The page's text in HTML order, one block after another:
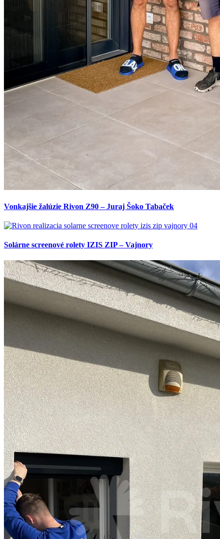
Vonkajšie žalúzie Rivon Z90 – Juraj Šoko Tabaček
Solárne screenové rolety IZIS ZIP – Vajnory